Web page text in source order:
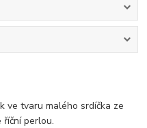
ve tvaru malého srdíčka ze
perlou.